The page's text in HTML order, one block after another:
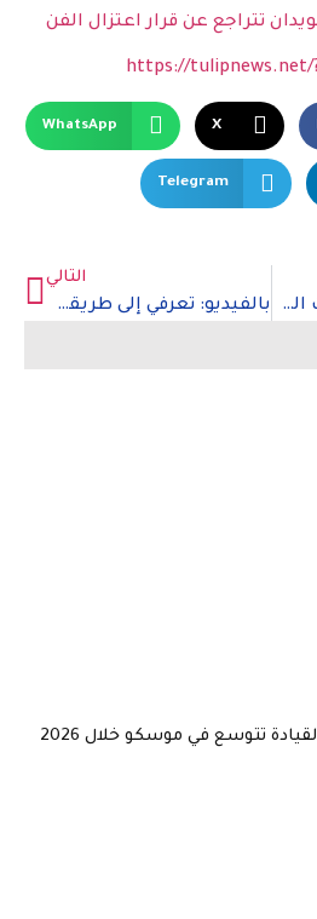
تتراجع عن قرار اعتزال الفن
https://tulipnews.net/
X
WhatsApp
Telegram
تعرفي إلى أشهر قنوات المطبخ على يوتيوب
التالي
بالفيديو: تعرفي إلى طريقة عمل الكبة المشوية
تتوسع في موسكو خلال 2026